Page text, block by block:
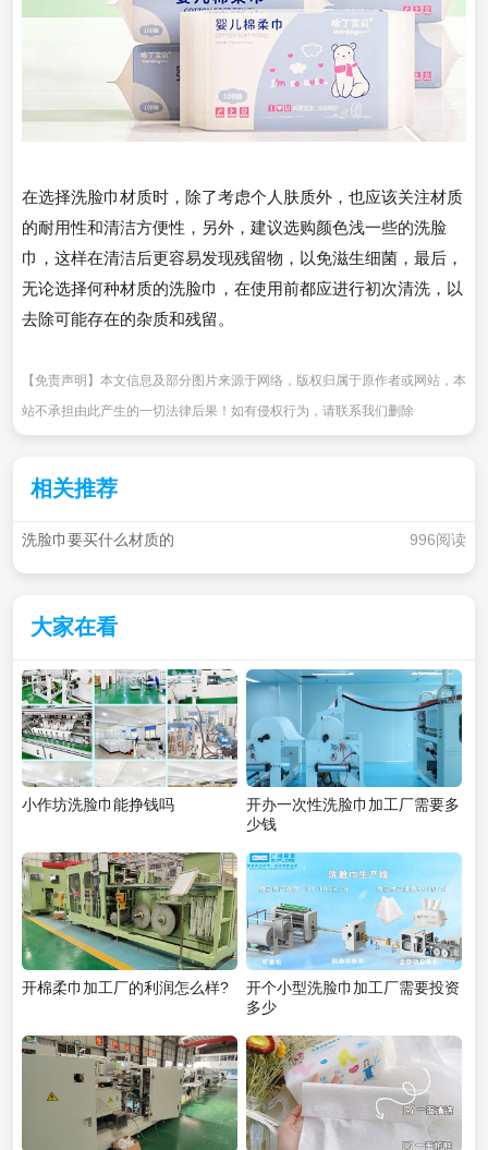
在选择洗脸巾材质时，除了考虑个人肤质外，也应该关注材质
的耐用性和清洁方便性，另外，建议选购颜色浅一些的洗脸
巾，这样在清洁后更容易发现残留物，以免滋生细菌，最后，
无论选择何种材质的洗脸巾，在使用前都应进行初次清洗，以
去除可能存在的杂质和残留。
【免责声明】本文信息及部分图片来源于网络，版权归属于原作者或网站，本
站不承担由此产生的一切法律后果！如有侵权行为，请联系我们删除
相关推荐
洗脸巾要买什么材质的 996阅读
大家在看
小作坊洗脸巾能挣钱吗
开办一次性洗脸巾加工厂需要多
少钱
开棉柔巾加工厂的利润怎么样?
开个小型洗脸巾加工厂需要投资
多少